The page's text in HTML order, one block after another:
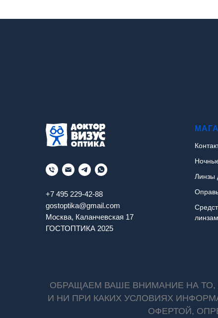
+7 495 229-42-88
gostoptika@gmail.com
Москва, Каланчевская 17
ГОСТОПТИКА 2025
Линзы
ОБРАЩАЕМ ВАШЕ ВНИМАНИЕ НА
И НИ ПРИ КАКИХ УСЛОВИЯХ
ОФЕРТОЙ,